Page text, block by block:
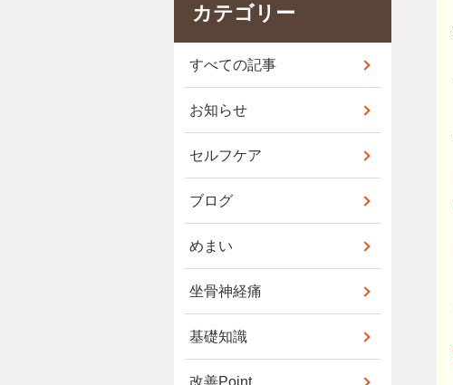
カテゴリー
すべての記事
お知らせ
セルフケア
ブログ
めまい
坐骨神経痛
基礎知識